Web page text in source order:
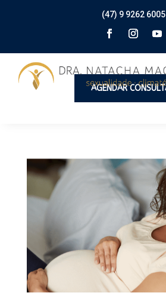
(47) 9 9262 6005
AGENDAR